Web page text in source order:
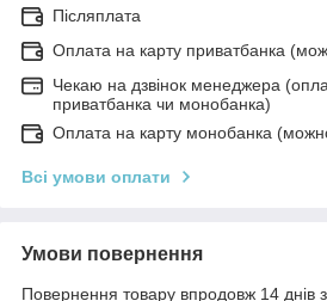
Післяплата
Оплата на карту приватбанка
Чекаю на дзвінок менеджера
приватбанка чи монобанка)
Оплата на карту монобанка
Всі умови оплати
Умови повернення
Повернення товару впродовж 14 днів